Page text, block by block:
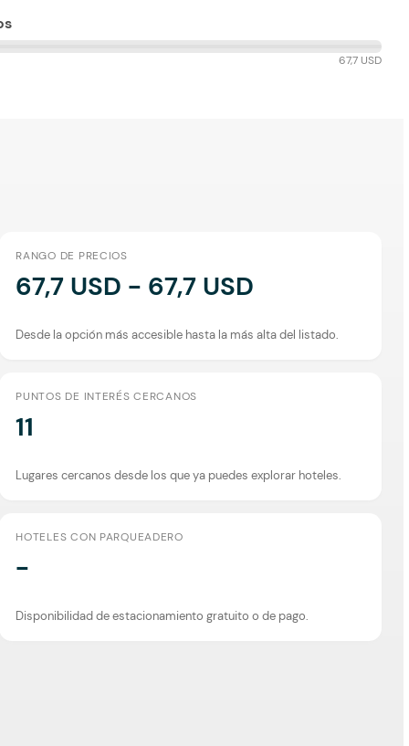
67,7 USD
RANGO DE PRECIOS
67,7 USD - 67,7 USD
Desde la opción más accesible hasta la más alta del listado.
PUNTOS DE INTERÉS CERCANOS
11
Lugares cercanos desde los que ya puedes explorar hoteles.
HOTELES CON PARQUEADERO
-
Disponibilidad de estacionamiento gratuito o de pago.